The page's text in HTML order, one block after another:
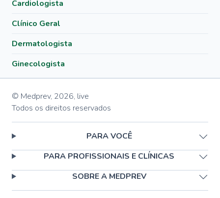
Cardiologista
Clínico Geral
Dermatologista
Ginecologista
© Medprev, 2026, live
Todos os direitos reservados
PARA VOCÊ
PARA PROFISSIONAIS E CLÍNICAS
SOBRE A MEDPREV